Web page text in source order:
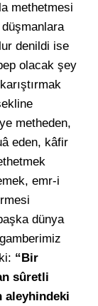
methetmesi
denildi ise
olacak şey
metheden,
eden, kâfir
emr-i
dünya
“Bir
sûretli
aleyhindeki